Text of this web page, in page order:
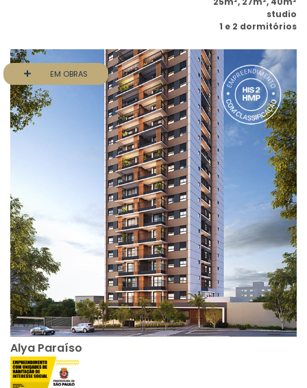
studio
1 e 2 dormitórios
EM OBRAS
Alya Paraíso